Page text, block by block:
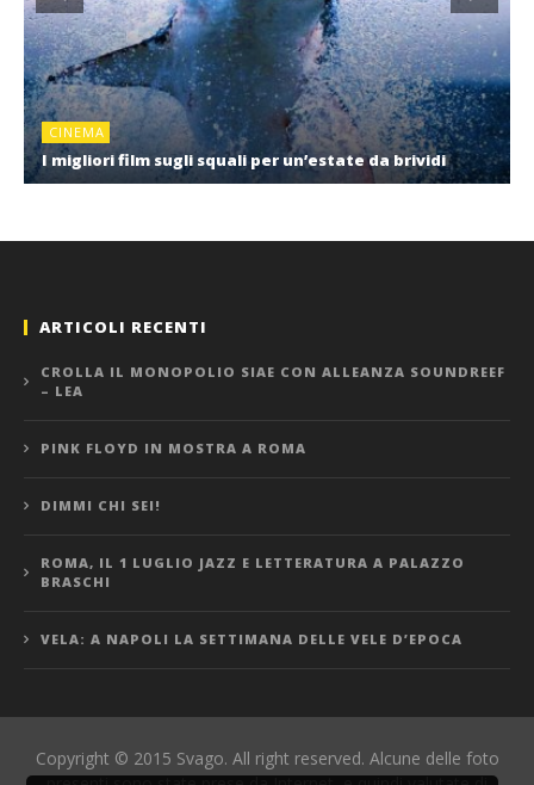
CINEMA
I migliori film sugli squali per un’estate da brividi
ARTICOLI RECENTI
CROLLA IL MONOPOLIO SIAE CON ALLEANZA SOUNDREEF
– LEA
PINK FLOYD IN MOSTRA A ROMA
DIMMI CHI SEI!
ROMA, IL 1 LUGLIO JAZZ E LETTERATURA A PALAZZO
BRASCHI
VELA: A NAPOLI LA SETTIMANA DELLE VELE D’EPOCA
Copyright © 2015 Svago. All right reserved. Alcune delle foto